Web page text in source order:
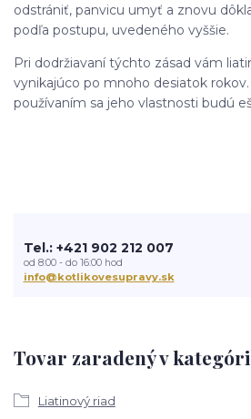
odstrániť, panvicu umyť a znovu
podľa postupu, uvedeného vyššie.
Pri dodržiavaní týchto zásad vám
vynikajúco po mnoho desiatok
používaním sa jeho vlastnosti budú
Tovar zaradený v
Liatinový riad
Tel.: +421 902 212 007
od 8:00 - do 16:00 hod
info@kotlikovesupravy.sk